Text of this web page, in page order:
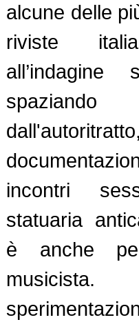
alcune delle
riviste
all’indagine
spaziando
incontri
statuaria
è anche